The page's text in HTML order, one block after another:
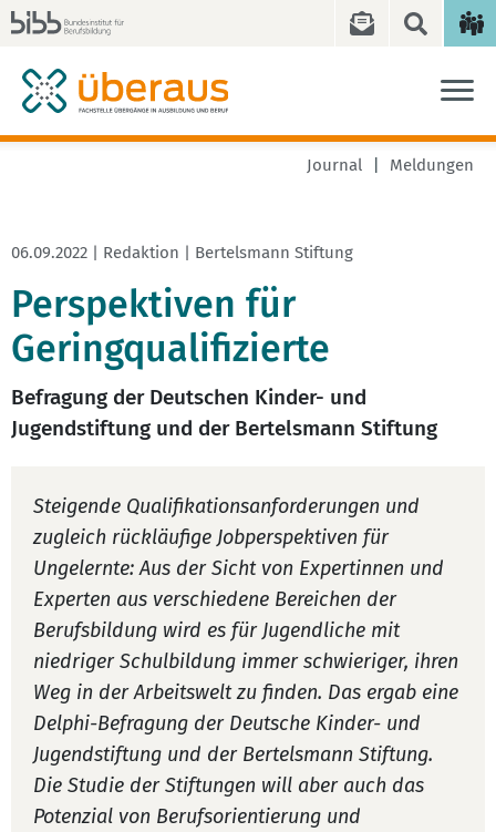
Journal Meldungen
06.09.2022 | Redaktion | Bertelsmann Stiftung
Perspektiven für
Geringqualifizierte
Befragung der Deutschen Kinder- und
Jugendstiftung und der Bertelsmann Stiftung
Steigende Qualifikationsanforderungen und
zugleich rückläufige Jobperspektiven für
Ungelernte: Aus der Sicht von Expertinnen und
Experten aus verschiedene Bereichen der
Berufsbildung wird es für Jugendliche mit
niedriger Schulbildung immer schwieriger, ihren
Weg in der Arbeitswelt zu finden. Das ergab eine
Delphi-Befragung der Deutsche Kinder- und
Jugendstiftung und der Bertelsmann Stiftung.
Die Studie der Stiftungen will aber auch das
Potenzial von Berufsorientierung und